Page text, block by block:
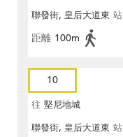
聯發街, 皇后大道東 站
距離 100m
10
往 堅尼地城
聯發街, 皇后大道東 站